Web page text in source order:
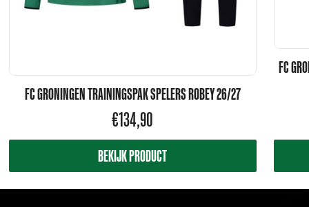
FC GRONINGEN TRAININGSPAK SPELERS ROBEY 26/27
€134,90
BEKIJK PRODUCT
FC